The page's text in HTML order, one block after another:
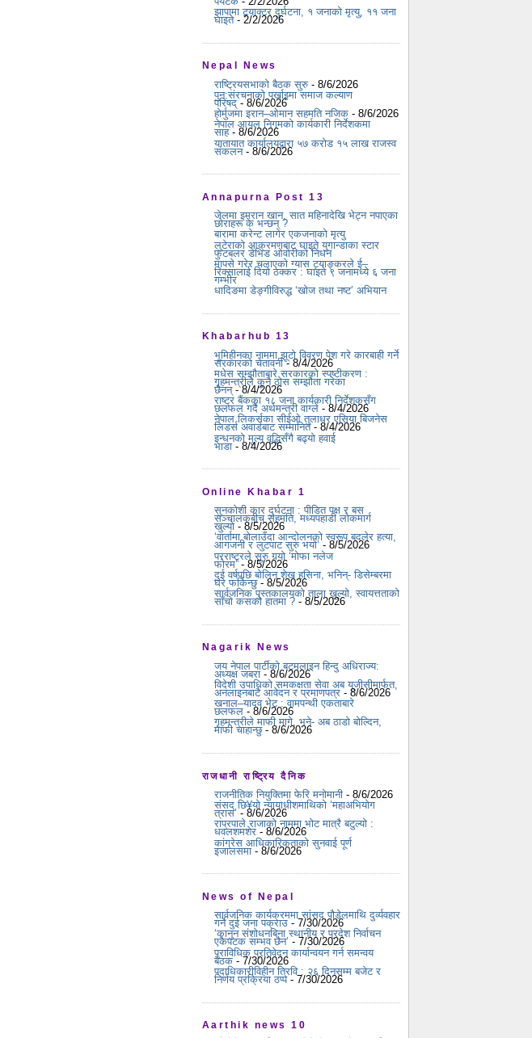
झापामा ट्र्याक्टर दुर्घटना, १ जनाको मृत्यु, ११ जना
घाइते- 2/2/2026
Nepal News
राष्ट्रियसभाको बैठक सुरु- 8/6/2026
पुन:संरचनाको पर्खाइमा समाज कल्याण
परिषद् - 8/6/2026
होर्मुजमा इरान–ओमान सहमति नजिक - 8/6/2026
नेपाल आयल निगमको कार्यकारी निर्देशकमा
साह- 8/6/2026
यातायात कार्यालयद्वारा ५७ करोड १५ लाख राजस्व
संकलन- 8/6/2026
Annapurna Post 13
जेलमा इमरान खान, सात महिनादेखि भेट्न नपाएका
छोराहरू के भन्छन् ?
बारामा करेन्ट लागेर एकजनाको मृत्यु
लुटेराको आक्रमणबाट घाइते युगान्डाका स्टार
फुटबलर डेभिड ओवोरीको निधन
मापसे गरेर चलाएको ग्यास ट्याङ्करले ई–
रिक्सालाई दियो ठक्कर : घाइते ९ जनामध्ये ६ जना
गम्भीर
धादिङमा डेङ्गीविरुद्ध ‘खोज तथा नष्ट’ अभियान
Khabarhub 13
भूमिहीनका नाममा झूटो विवरण पेश गरे कारबाही गर्ने
सरकारको चेतावनी- 8/4/2026
मधेस सम्झौताबारे सरकारको स्पष्टीकरण :
गृहमन्त्रीले कुनै ठोस सम्झौता गरेका
छैनन्- 8/4/2026
राष्ट्र बैंकका १८ जना कार्यकारी निर्देशकसँग
छलफल गर्दै अर्थमन्त्री वाग्ले - 8/4/2026
नेपाल लिकर्सका सीईओ तुलाधर एसिया बिजनेस
लिडर्स अवार्डबाट सम्मानित- 8/4/2026
इन्धनको मूल्य वृद्धिसँगै बढ्यो हवाई
भाडा- 8/4/2026
Online Khabar 1
सुनकोशी कार दुर्घटना : पीडित पक्ष र बस
सञ्चालकबीच सहमति, मध्यपहाडी लोकमार्ग
खुल्यो - 8/5/2026
‘वार्तामा बोलाउँदा आन्दोलनको स्वरूप बदलेर हत्या,
आगजनी र लुटपाट सुरु भयो’ - 8/5/2026
परराष्ट्रले सुरु गर्‍यो ‘मोफा नलेज
फोरम’- 8/5/2026
दुई वर्षपछि बोलिन शेख हसिना, भनिन्- डिसेम्बरमा
घर फर्किन्छु- 8/5/2026
सार्वजनिक पुस्तकालयको ताला खुल्यो, स्वायत्तताको
साँचो कसको हातमा ? - 8/5/2026
Nagarik News
जय नेपाल पार्टीको बटमलाइन हिन्दु अधिराज्य:
अध्यक्ष जबरा - 8/6/2026
विदेशी उपाधिको समकक्षता सेवा अब यूजीसीमार्फत,
अनलाइनबाटै आवेदन र प्रमाणपत्र - 8/6/2026
खनाल–यादव भेट : वामपन्थी एकताबारे
छलफल - 8/6/2026
गृहमन्त्रीले माफी मागे, भने- अब ठाडो बोल्दिन,
माफी चाहान्छु- 8/6/2026
राजधानी राष्ट्रिय दैनिक
राजनीतिक नियुक्तिमा फेरि मनोमानी - 8/6/2026
संसद् छि¥यो न्यायाधीशमाथिको ‘महाअभियोग
त्रास’ - 8/6/2026
राप्रपाले राजाको नाममा भोट मात्रै बटुल्यो :
धवलशमशेर - 8/6/2026
कांग्रेस आधिकारिकताको सुनवाई पूर्ण
इजालसमा- 8/6/2026
News of Nepal
सार्वजनिक कार्यक्रममा सांसद पौडेलमाथि दुर्व्यवहार
गर्ने दुई जना पक्राउ - 7/30/2026
‘कानुन संशोधनबिना स्थानीय र प्रदेश निर्वाचन
एकैपटक सम्भव छैन’ - 7/30/2026
प्राविधिक प्रतिवेदन कार्यान्वयन गर्न समन्वय
बैठक- 7/30/2026
पदाधिकारीविहीन त्रिवि : २६ दिनसम्म बजेट र
निर्णय प्रक्रिया ठप्प- 7/30/2026
Aarthik news 10